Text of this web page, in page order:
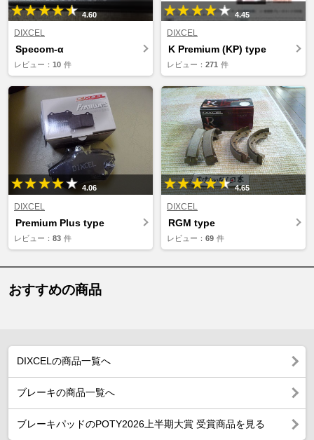
4.60
DIXCEL
Specom-α
レビュー： 10 件
4.45
DIXCEL
K Premium (KP) type
レビュー： 271 件
4.06
DIXCEL
Premium Plus type
レビュー： 83 件
4.65
DIXCEL
RGM type
レビュー： 69 件
おすすめの商品
DIXCELの商品一覧へ
ブレーキの商品一覧へ
ブレーキパッドのPOTY2026上半期大賞 受賞商品を見る